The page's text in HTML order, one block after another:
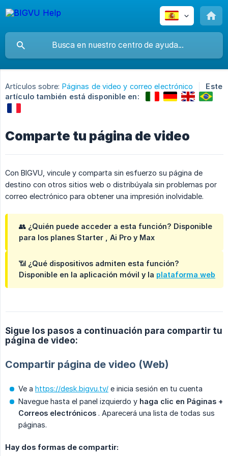
Artículos sobre: Páginas de video y correo electrónico
Este
artículo también está disponible en:
Comparte tu página de video
Con BIGVU, vincule y comparta sin esfuerzo su página de
destino con otros sitios web o distribúyala sin problemas por
correo electrónico para obtener una impresión inolvidable.
👥 ¿Quién puede acceder a esta función? Disponible
para los planes Starter Ai Pro y Max
📶 ¿Qué dispositivos admiten esta función?
Disponible en la aplicación móvil y la plataforma web
Sigue los pasos a continuación para compartir tu
página de video:
Compartir página de video (Web)
Ve a https://desk.bigvu.tv/ e inicia sesión en tu cuenta
Navegue hasta el panel izquierdo y haga clic en Páginas +
Correos electrónicos . Aparecerá una lista de todas sus
páginas.
Hay dos formas de compartir: